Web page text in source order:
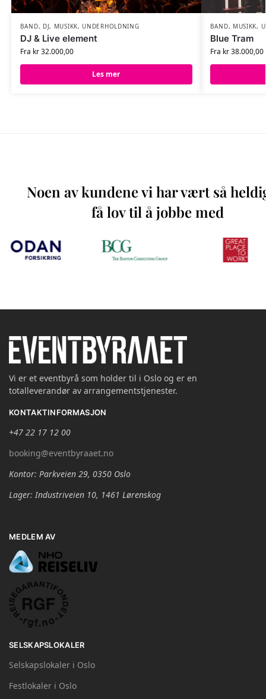
BAND, DJ, MUSIKK, UNDERHOLDNING
DJ & Live element
Fra kr32.000,00
Les mer
BAND, MUSIKK,
Blue Tram
Fra kr38.000,00
Noen av kundene vi har vært så
få lov til å jobbe med
Vi er et eventbyrå som holder til i Oslo og er en
totalleverandør av arrangementstjenester.
KONTAKTINFORMASJON
+47 22 17 12 00
booking@eventbyraaet.no
Kontor: Parkveien 29, 0350 Oslo
Lager: Industriveien 10, 1461 Lørenskog
MEDLEM AV
SELSKAPSLOKALER
Selskapslokaler i Oslo
Festlokaler i Oslo